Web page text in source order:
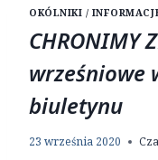
OKÓLNIKI /
CHRONIMY
wrześniowe
biuletynu
23 września 2020